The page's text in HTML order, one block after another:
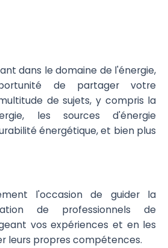
dans le domaine de l'énergie,
de partager votre
de sujets, y compris la
les sources d'énergie
énergétique, et bien plus
l'occasion de guider la
de professionnels de
vos expériences et en les
leurs propres compétences.